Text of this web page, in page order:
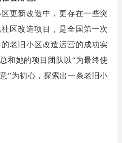
更新改造中，更存在一些突
区改造项目，是全国第一次
老旧小区改造运营的成功实
和她的项目团队以“为最终使
”为初心，探索出一条老旧小